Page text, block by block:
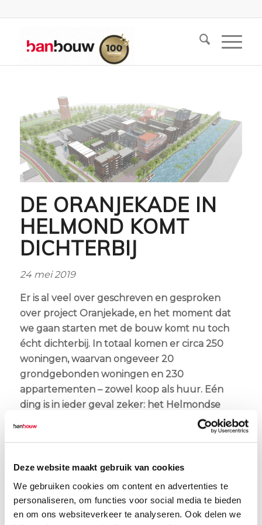
Deze website maakt gebruik van cookies
We gebruiken cookies om content en advertenties te
personaliseren, om functies voor social media te bieden
en om ons websiteverkeer te analyseren. Ook delen we
DE ORANJEKADE IN
HELMOND KOMT
DICHTERBIJ
24 mei 2019
Er is al veel over geschreven en gesproken
over project Oranjekade, en het moment dat
we gaan starten met de bouw komt nu toch
écht dichterbij. In totaal komen er circa 250
woningen, waarvan ongeveer 20
grondgebonden woningen en 230
appartementen – zowel koop als huur. Eén
ding is in ieder geval zeker: het Helmondse
centrum wordt straks weer een stuk mooier!
De naam Oranjekade is een verwijzing naar de
Willemsvaart. Deze buurt zal, met zijn
markante gebouwen, uiteindelijk een fraai
uitzicht vormen voor alle toekomstige
bewoners van Oranjekade.